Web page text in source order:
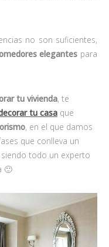
no son suficientes,
elegantes para
tu vivienda, te
tu casa que
, en el que damos
que conlleva un
todo un experto
🙂